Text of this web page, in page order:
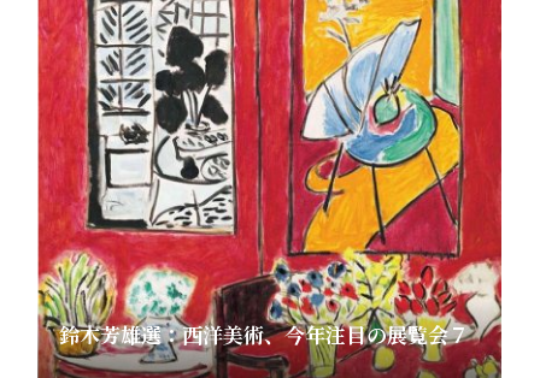
鈴木芳雄選：西洋美術、今年注目の展覧会７